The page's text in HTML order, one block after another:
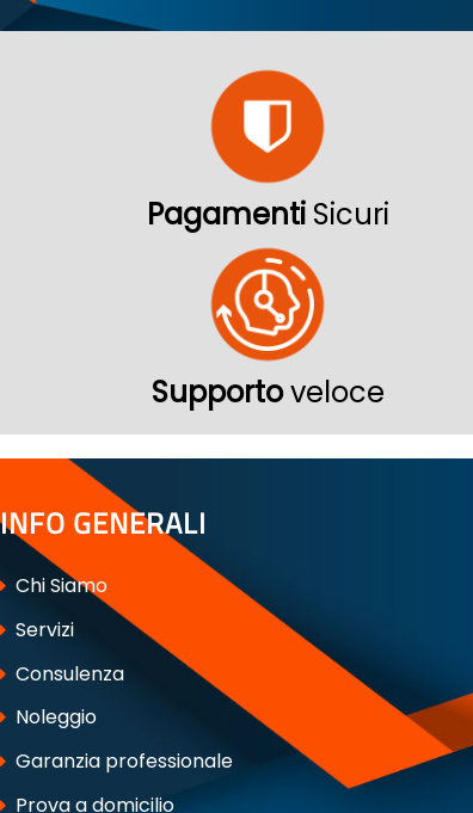
Pagamenti Sicuri
Supportoveloce
INFO GENERALI
Chi Siamo
Servizi
Consulenza
Noleggio
Garanzia professionale
Prova a domicilio